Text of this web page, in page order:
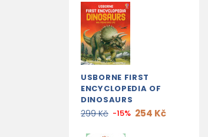
USBORNE FIRST
ENCYCLOPEDIA OF
DINOSAURS
299 Kč -15% 254 Kč